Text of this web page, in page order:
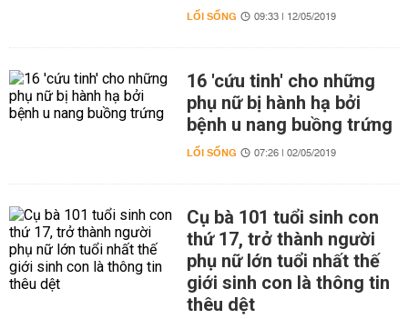
LỐI SỐNG 09:33 | 12/05/2019
16 'cứu tinh' cho những
phụ nữ bị hành hạ bởi
bệnh u nang buồng trứng
LỐI SỐNG 07:26 | 02/05/2019
Cụ bà 101 tuổi sinh con
thứ 17, trở thành người
phụ nữ lớn tuổi nhất thế
giới sinh con là thông tin
thêu dệt